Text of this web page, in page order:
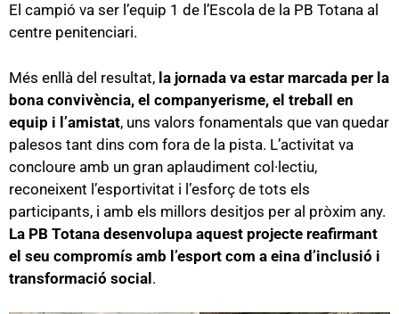
El campió va ser l’equip 1 de l’Escola de la PB Totana al
centre penitenciari.
Més enllà del resultat, la jornada va estar marcada per la
bona convivència, el companyerisme, el treball en
equip i l’amistat, uns valors fonamentals que van quedar
palesos tant dins com fora de la pista. L’activitat va
concloure amb un gran aplaudiment col·lectiu,
reconeixent l’esportivitat i l’esforç de tots els
participants, i amb els millors desitjos per al pròxim any.
La PB Totana desenvolupa aquest projecte reafirmant
el seu compromís amb l’esport com a eina d’inclusió i
transformació social.